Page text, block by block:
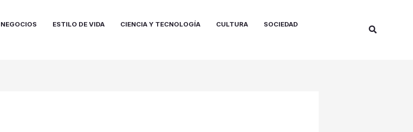
ESTILO DE VIDA CIENCIA Y TECNOLOGÍA CULTURA
SOCIEDAD
Buscar